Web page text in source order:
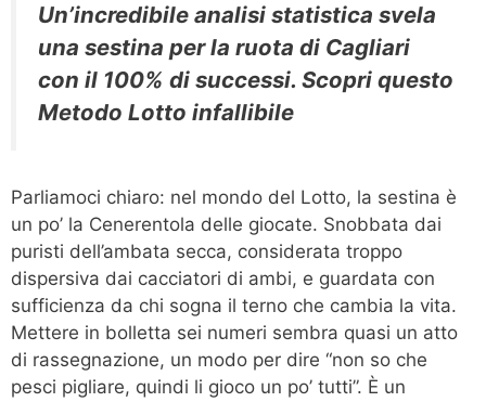
Un’incredibile analisi statistica svela
una sestina per la ruota di Cagliari
con il 100% di successi. Scopri questo
Metodo Lotto infallibile
Parliamoci chiaro: nel mondo del Lotto, la sestina è
un po’ la Cenerentola delle giocate. Snobbata dai
puristi dell’ambata secca, considerata troppo
dispersiva dai cacciatori di ambi, e guardata con
sufficienza da chi sogna il terno che cambia la vita.
Mettere in bolletta sei numeri sembra quasi un atto
di rassegnazione, un modo per dire “non so che
pesci pigliare, quindi li gioco un po’ tutti”. È un